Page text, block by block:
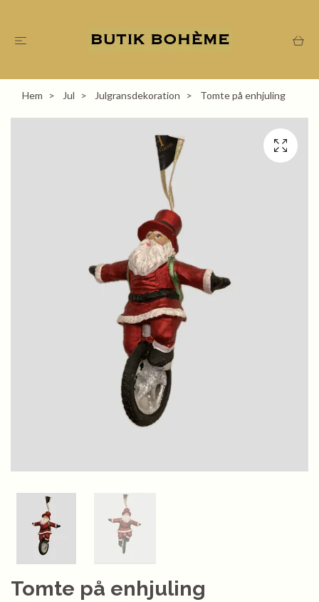
Hem Jul Julgransdekoration Tomte på enhjuling
Tomte på enhjuling